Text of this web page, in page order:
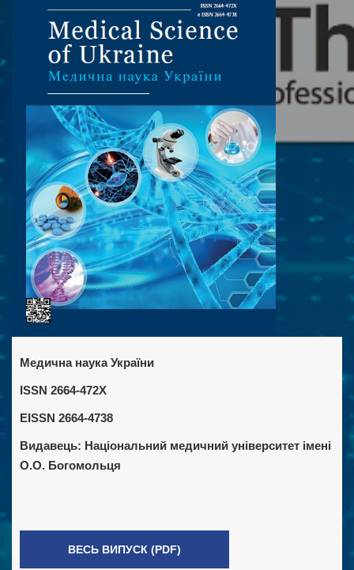
Медична наука України
ISSN 2664-472X
EISSN 2664-4738
Видавець: Національний медичний університет імені
О.О. Богомольця
ВЕСЬ ВИПУСК (PDF)